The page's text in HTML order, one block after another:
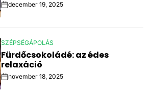
Post
Date
december 19, 2025
POSTED
IN
SZÉPSÉGÁPOLÁS
Fürdőcsokoládé: az édes
relaxáció
Post
Date
november 18, 2025